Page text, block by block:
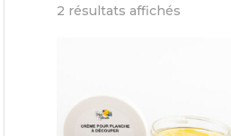
2 résultats affichésTrié
plus